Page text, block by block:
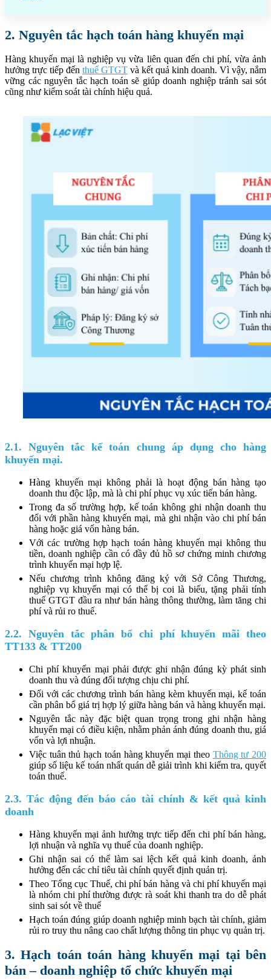
2. Nguyên tắc hạch toán hàng khuyến mại
Hàng khuyến mại là nghiệp vụ vừa liên quan đến chi phí, vừa ảnh
hưởng trực tiếp đến thuế GTGT và kết quả kinh doanh. Vì vậy, nắm
vững các nguyên tắc hạch toán sẽ giúp doanh nghiệp tránh sai sót
cũng như kiểm soát tài chính hiệu quả.
2.1. Nguyên tắc kế toán chung áp dụng cho hàng
khuyến mại.
Hàng khuyến mại không phải là hoạt động bán hàng tạo
doanh thu độc lập, mà là chi phí phục vụ xúc tiến bán hàng.
Trong đa số trường hợp, kế toán không ghi nhận doanh thu
đối với phần hàng khuyến mại, mà ghi nhận vào chi phí bán
hàng hoặc giá vốn hàng bán.
Với các trường hợp hạch toán hàng khuyến mại không thu
tiền, doanh nghiệp cần có đầy đủ hồ sơ chứng minh chương
trình khuyến mại hợp lệ.
Nếu chương trình không đăng ký với Sở Công Thương,
nghiệp vụ khuyến mại có thể bị coi là biếu, tặng phải tính
thuế GTGT đầu ra như bán hàng thông thường, làm tăng chi
phí và rủi ro thuế.
2.2. Nguyên tắc phân bổ chi phí khuyến mãi theo
TT133 & TT200
Chi phí khuyến mại phải được ghi nhận đúng kỳ phát sinh
doanh thu và đúng đối tượng chịu chi phí.
Đối với các chương trình bán hàng kèm khuyến mại, kế toán
cần phân bổ giá trị hợp lý giữa hàng bán và hàng khuyến mại.
Nguyên tắc này đặc biệt quan trọng trong ghi nhận hàng
khuyến mại có điều kiện, nhằm phản ánh đúng doanh thu, giá
vốn và lợi nhuận.
Việc tuân thủ hạch toán hàng khuyến mại theo Thông tư 200
giúp số liệu kế toán nhất quán dễ giải trình khi kiểm tra, quyết
toán thuế.
2.3. Tác động đến báo cáo tài chính & kết quả kinh
doanh
Hàng khuyến mại ảnh hưởng trực tiếp đến chi phí bán hàng,
lợi nhuận và nghĩa vụ thuế của doanh nghiệp.
Ghi nhận sai có thể làm sai lệch kết quả kinh doanh, ảnh
hưởng đến các chỉ tiêu tài chính quyết định quản trị.
Theo Tổng cục Thuế, chi phí bán hàng và chi phí khuyến mại
là nhóm chi phí thường được rà soát khi thanh tra do dễ phát
sinh sai sót về thuế
Hạch toán đúng giúp doanh nghiệp minh bạch tài chính, giảm
rủi ro truy thu nâng cao chất lượng thông tin phục vụ quản trị.
3. Hạch toán toán hàng khuyến mại tại bên
bán – doanh nghiệp tổ chức khuyến mại